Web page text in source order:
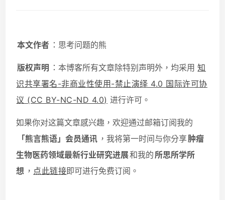
本文作者 ：思考问题的熊
版权声明 ：本博客所有文章除特别声明外，均采用知
识共享署名-非商业性使用-禁止演绎 4.0 国际许可协
议 (CC BY-NC-ND 4.0) 进行许可。
如果你对这篇文章感兴趣，欢迎通过邮箱订阅我的
「熊言熊语」会员通讯 ，我将第一时间与你分享肿瘤
生物医药领域最新行业研究进展和我的 所思所学所
想 ， 点此链接即可进行免费订阅。